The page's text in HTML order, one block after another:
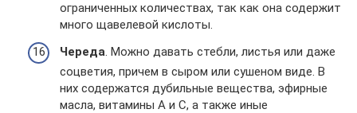
ограниченных количествах, так как она содержит
много щавелевой кислоты.
Череда . Можно давать стебли, листья или даже
соцветия, причем в сыром или сушеном виде. В
них содержатся дубильные вещества, эфирные
масла, витамины А и С, а также иные